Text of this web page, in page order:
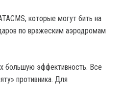
которые могут бить на
по вражеским аэродромам
большую эффективность. Все
противника. Для